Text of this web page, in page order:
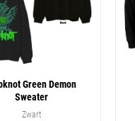
Green Demon
Sweater
Zwart